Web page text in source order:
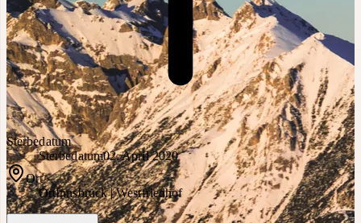
Sterbedatum
Sterbedatum02. April 2020
Ort
OrtInnsbruck | Westfriedhof